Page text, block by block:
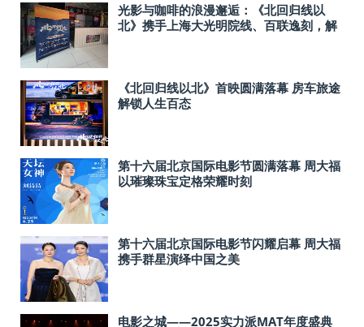
光影与咖啡的浪漫邂逅：《北回归线以
北》携手上海大光明院线、百联逸刻，解
《北回归线以北》首映圆满落幕 房车旅途
解锁人生百态
第十六届北京国际电影节圆满落幕 周大福
以璀璨珠宝定格荣耀时刻
第十六届北京国际电影节闪耀启幕 周大福
携手群星演绎中国之美
电影之城——2025实力派MAT年度盛典